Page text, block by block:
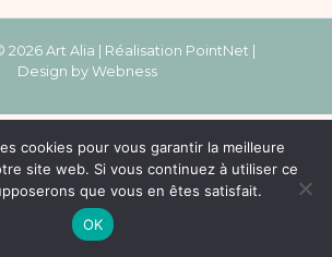
2026 Art Alia | Réalisation PointNet
Design by Webness
cookies pour vous garantir la meilleure
site web. Si vous continuez à utiliser ce
que vous en êtes satisfait.
OK